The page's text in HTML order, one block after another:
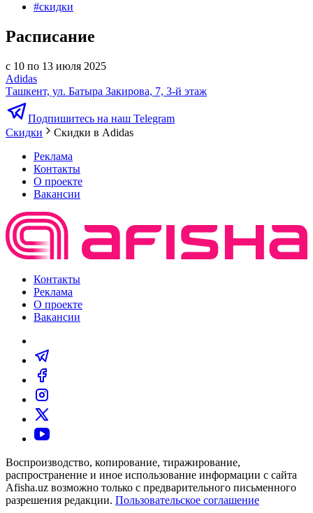
#скидки
Расписание
с 10 по 13 июля 2025
Adidas
Ташкент, ул. Батыра Закирова, 7, 3-й этаж
Подпишитесь на наш Telegram
Скидки
Скидки в Adidas
Реклама
Контакты
О проекте
Вакансии
Контакты
Реклама
О проекте
Вакансии
Воспроизводство, копирование, тиражирование,
распространение и иное использование информации с сайта
Afisha.uz возможно только с предварительного письменного
разрешения редакции. Пользовательское соглашение